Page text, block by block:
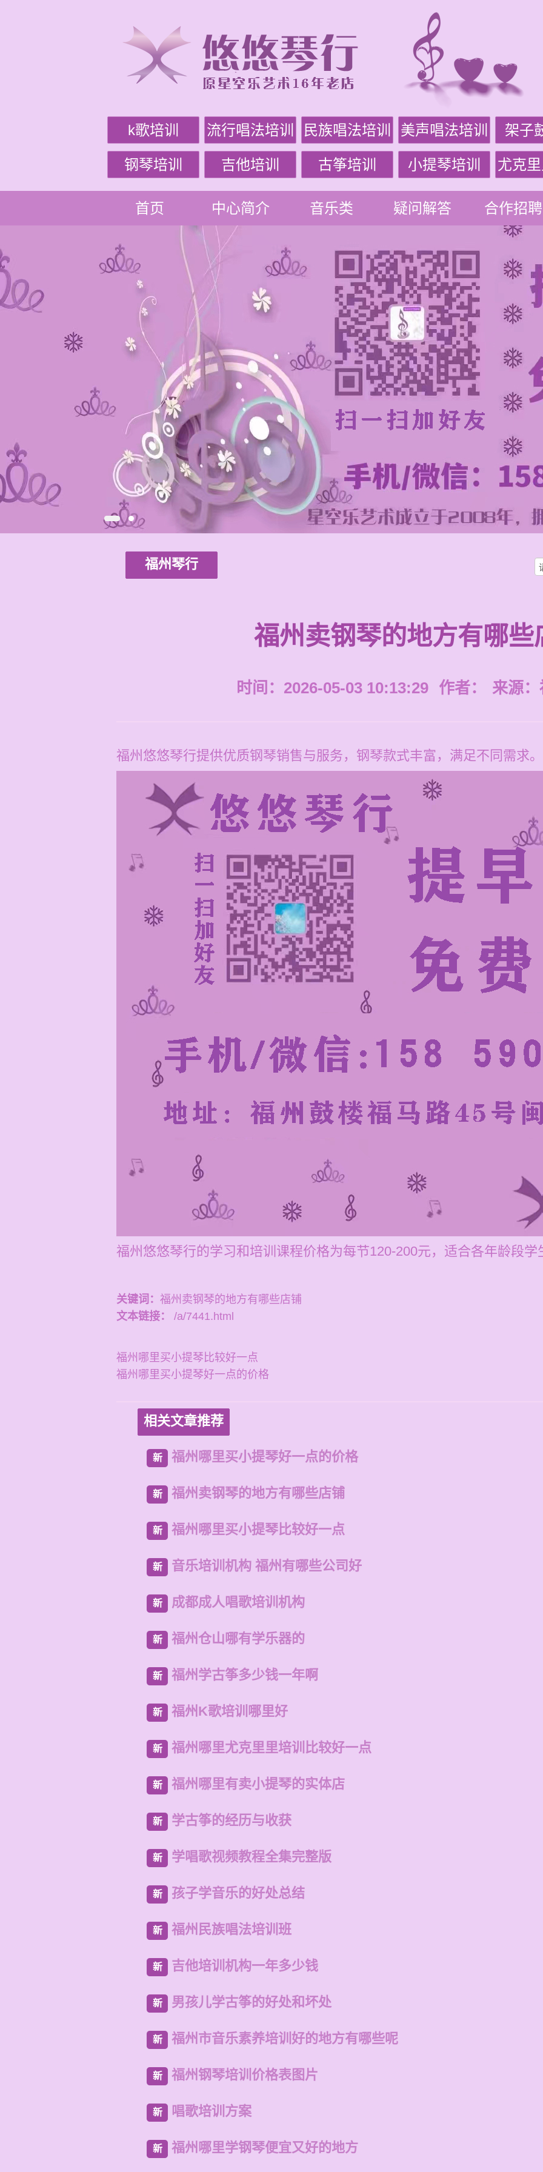
k歌培训 流行唱法培训 民族唱法培训 美声唱法培训 架子
钢琴培训 吉他培训 古筝培训 小提琴培训 尤克
首页 中心简介 音乐类 疑问解答 合作招聘
福州琴行
福州卖钢琴的地方有哪些
时间：2026-05-03 10:13:29 作者： 来源：
福州悠悠琴行提供优质钢琴销售与服务，钢琴款式丰富，满足不同需求。
福州悠悠琴行的学习和培训课程价格为每节120-200元，适合各年龄段学
关键词： 福州卖钢琴的地方有哪些店铺
文本链接：
/a/7441.html
福州哪里买小提琴比较好一点
福州哪里买小提琴好一点的价格
相关文章推荐
新 福州哪里买小提琴好一点的价格
新 福州卖钢琴的地方有哪些店铺
新 福州哪里买小提琴比较好一点
新 音乐培训机构 福州有哪些公司好
新 成都成人唱歌培训机构
新 福州仓山哪有学乐器的
新 福州学古筝多少钱一年啊
新 福州K歌培训哪里好
新 福州哪里尤克里里培训比较好一点
新 福州哪里有卖小提琴的实体店
新 学古筝的经历与收获
新 学唱歌视频教程全集完整版
新 孩子学音乐的好处总结
新 福州民族唱法培训班
新 吉他培训机构一年多少钱
新 男孩儿学古筝的好处和坏处
新 福州市音乐素养培训好的地方有哪些呢
新 福州钢琴培训价格表图片
新 唱歌培训方案
新 福州哪里学钢琴便宜又好的地方